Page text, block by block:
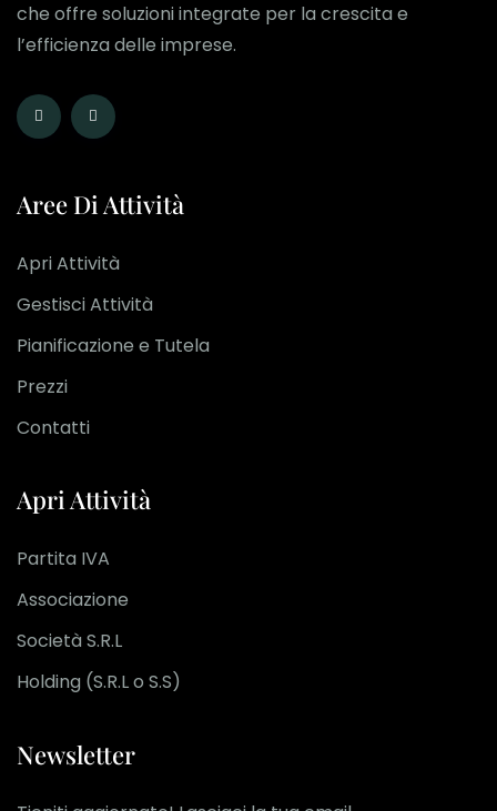
che offre soluzioni integrate per la crescita e
l’efficienza delle imprese.
Aree Di Attività
Apri Attività
Gestisci Attività
Pianificazione e Tutela
Prezzi
Contatti
Apri Attività
Partita IVA
Associazione
Società S.R.L
Holding (S.R.L o S.S)
Newsletter